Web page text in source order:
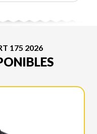
175 2026